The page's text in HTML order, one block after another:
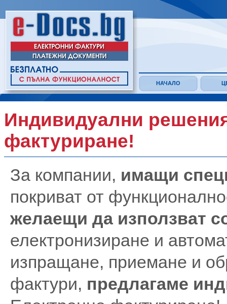
НАЧАЛО
Индивидуални
фактуриране!
За компании, имащи
покриват от
желаещи да използват
електронизиране и
изпращане, приемане и
фактури, предлагаме